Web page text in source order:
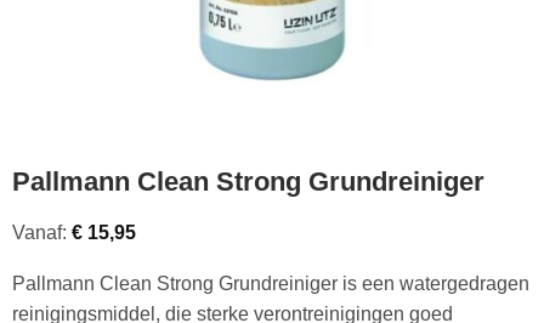
Pallmann Clean Strong Grundreiniger
Vanaf: €15,95
Pallmann Clean Strong Grundreiniger is een watergedragen
reinigingsmiddel, die sterke verontreinigingen goed